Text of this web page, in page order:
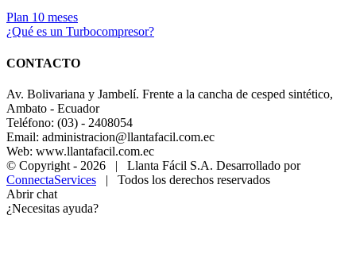
Plan 10 meses
¿Qué es un Turbocompresor?
CONTACTO
Av. Bolivariana y Jambelí. Frente a la cancha de cesped sintético,
Ambato - Ecuador
Teléfono: (03) - 2408054
Email: administracion@llantafacil.com.ec
Web: www.llantafacil.com.ec
© Copyright - 2026 | Llanta Fácil S.A. Desarrollado por
ConnectaServices | Todos los derechos reservados
Abrir chat
¿Necesitas ayuda?